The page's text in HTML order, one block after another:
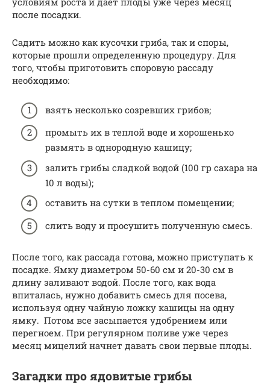
после посадки.
Садить можно как кусочки гриба, так и споры,
которые прошли определенную процедуру. Для
того, чтобы приготовить споровую рассаду
необходимо:
взять несколько созревших грибов;
промыть их в теплой воде и хорошенько
размять в однородную кашицу;
залить грибы сладкой водой (100 гр сахара на
10 л воды);
оставить на сутки в теплом помещении;
слить воду и просушить полученную смесь.
После того, как рассада готова, можно приступать к
посадке. Ямку диаметром 50-60 см и 20-30 см в
длину заливают водой. После того, как вода
впиталась, нужно добавить смесь для посева,
используя одну чайную ложку кашицы на одну
ямку. Потом все засыпается удобрением или
перегноем. При регулярном поливе уже через
месяц мицелий начнет давать свои первые плоды.
Загадки про ядовитые грибы